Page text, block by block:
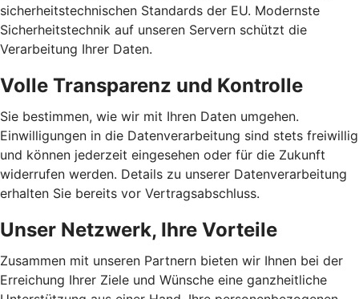
sicherheitstechnischen Standards der EU. Modernste
Sicherheitstechnik auf unseren Servern schützt die
Verarbeitung Ihrer Daten.
Volle Transparenz und Kontrolle
Sie bestimmen, wie wir mit Ihren Daten umgehen.
Einwilligungen in die Datenverarbeitung sind stets freiwillig
und können jederzeit eingesehen oder für die Zukunft
widerrufen werden. Details zu unserer Datenverarbeitung
erhalten Sie bereits vor Vertragsabschluss.
Unser Netzwerk, Ihre Vorteile
Zusammen mit unseren Partnern bieten wir Ihnen bei der
Erreichung Ihrer Ziele und Wünsche eine ganzheitliche